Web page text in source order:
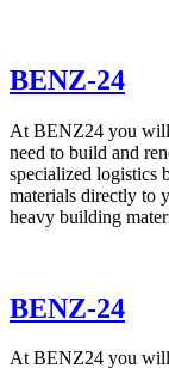
BENZ-24
At BENZ24 you will
need to build and
specialized logistics
materials directly to
heavy building
BENZ-24
At BENZ24 you will